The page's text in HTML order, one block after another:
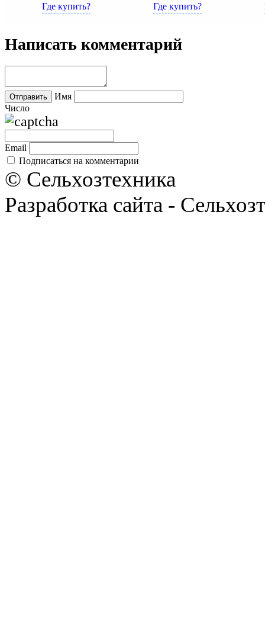
Где купить? Где купить?
Написать комментарий
Имя
Число
Email
Подписаться на комментарии
© Сельхозтехника
Разработка сайта -